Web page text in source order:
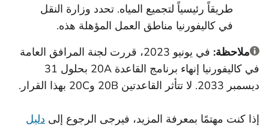
طريقاً رئيسياً لتجميع المياه. تحدد وزارة النقل
في كاليفورنيا مناطق العمل المؤهلة هذه.
ملاحظة:
في يونيو 2023، قررت لجنة المرافق العامة
في كاليفورنيا إنهاء برنامج القاعدة 20A بحلول 31
ديسمبر 2033. لا تتأثر القاعدتين 20B و20C بهذا القرار.
إذا كنت مهتمًا بمعرفة المزيد، فيرجى الرجوع إلى دليل